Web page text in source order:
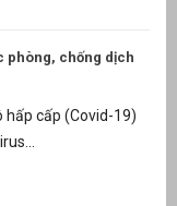
phòng, chống dịch
hấp cấp (Covid-19)